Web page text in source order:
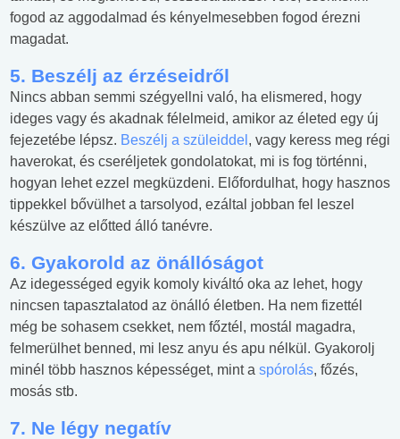
fogod az aggodalmad és kényelmesebben fogod érezni
magadat.
5. Beszélj az érzéseidről
Nincs abban semmi szégyellni való, ha elismered, hogy
ideges vagy és akadnak félelmeid, amikor az életed egy új
fejezetébe lépsz. Beszélj a szüleiddel , vagy keress meg régi
haverokat, és cseréljetek gondolatokat, mi is fog történni,
hogyan lehet ezzel megküzdeni. Előfordulhat, hogy hasznos
tippekkel bővülhet a tarsolyod, ezáltal jobban fel leszel
készülve az előtted álló tanévre.
6. Gyakorold az önállóságot
Az idegességed egyik komoly kiváltó oka az lehet, hogy
nincsen tapasztalatod az önálló életben. Ha nem fizettél
még be sohasem csekket, nem főztél, mostál magadra,
felmerülhet benned, mi lesz anyu és apu nélkül. Gyakorolj
minél több hasznos képességet, mint a spórolás, főzés,
mosás stb.
7. Ne légy negatív